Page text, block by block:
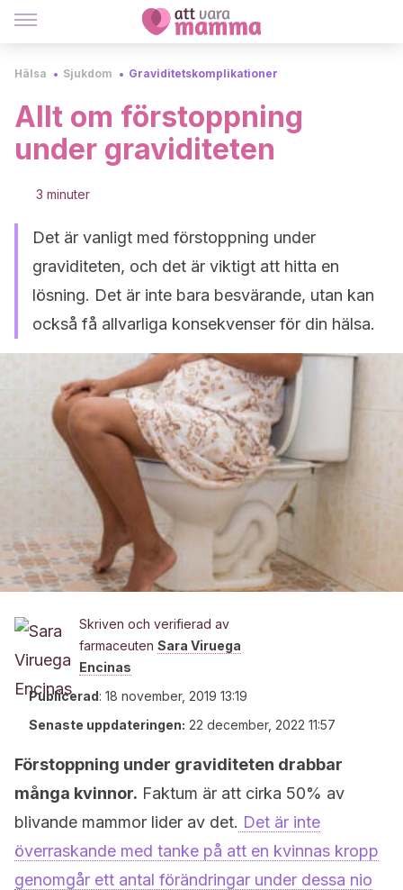
Hälsa Sjukdom Graviditetskomplikationer
Allt om förstoppning
under graviditeten
3 minuter
Det är vanligt med förstoppning under
graviditeten, och det är viktigt att hitta en
lösning. Det är inte bara besvärande, utan kan
också få allvarliga konsekvenser för din hälsa.
Skriven och verifierad av
farmaceuten Sara Viruega
Encinas
Publicerad: 18 november, 2019 13:19
Senaste uppdateringen: 22 december, 2022 11:57
Förstoppning under graviditeten drabbar
många kvinnor. Faktum är att cirka 50% av
blivande mammor lider av det. Det är inte
överraskande med tanke på att en kvinnas kropp
genomgår ett antal förändringar under dessa nio